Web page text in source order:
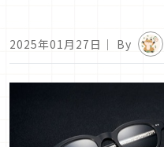
2025年01月27日 ｜ By